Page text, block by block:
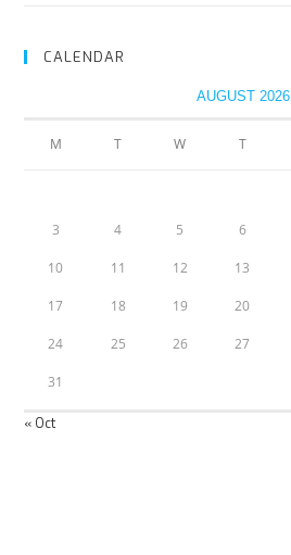
CALENDAR
AUGUST 2026
M T W T
3 4 5 6
10 11 12 13
17 18 19 20
24 25 26 27
31
« Oct